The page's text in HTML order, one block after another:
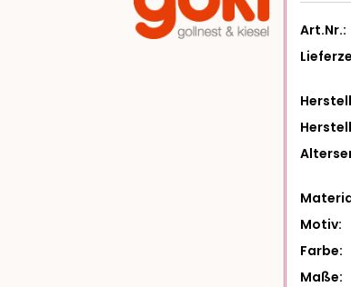
Art.Nr.:
Motiv:
Farbe:
Maße: